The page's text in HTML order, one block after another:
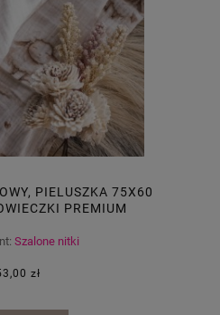
PIELUSZKA 75X60
PREMIUM
Szalone nitki
zł